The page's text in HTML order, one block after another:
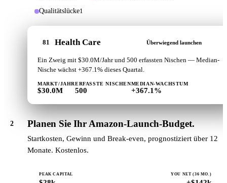
Qualitätslücke1
81 Health Care Überwiegend launchen
Ein Zweig mit $30.0M/Jahr und 500 erfassten Nischen — Median-
Nische wächst +367.1% dieses Quartal.
MARKT/JAHR
$30.0M
ERFASSTE NISCHEN
500
MEDIAN-WACHSTUM
+367.1%
2 Planen Sie Ihr Amazon-Launch-Budget.
Startkosten, Gewinn und Break-even, prognostiziert über 12
Monate. Kostenlos.
PEAK CAPITAL YOU NET (36 MO.)